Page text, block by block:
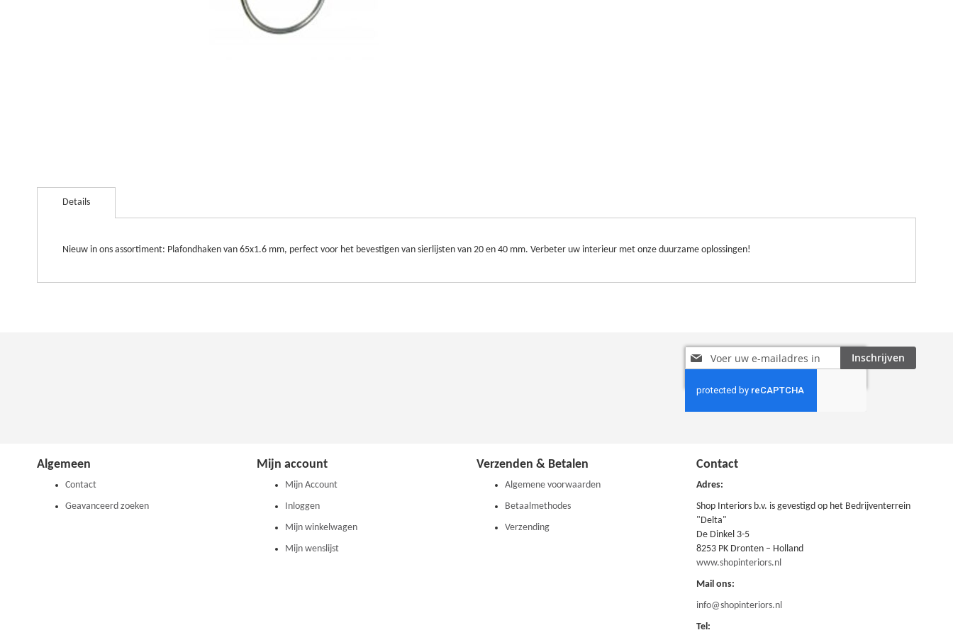
naar
Details
Nieuw in ons assortiment: Plafondhaken van 65x1.6 mm, perfect voor het bevestigen van sierlijsten van 20 en 40 mm. Verbeter uw interieur met onze duurzame oplossingen!
Abonneer
u
onze
nieuwsbrief
Inschrijven
Algemeen
Contact
Geavanceerd zoeken
Mijn account
Mijn Account
Inloggen
Mijn winkelwagen
Mijn wenslijst
Verzenden & Betalen
Algemene voorwaarden
Betaalmethodes
Verzending
Contact
Adres:
Shop Interiors b.v. is gevestigd op het Bedrijventerrein
"Delta"
De Dinkel 3-5
8253 PK Dronten – Holland
www.shopinteriors.nl
Mail ons:
info@shopinteriors.nl
Tel: